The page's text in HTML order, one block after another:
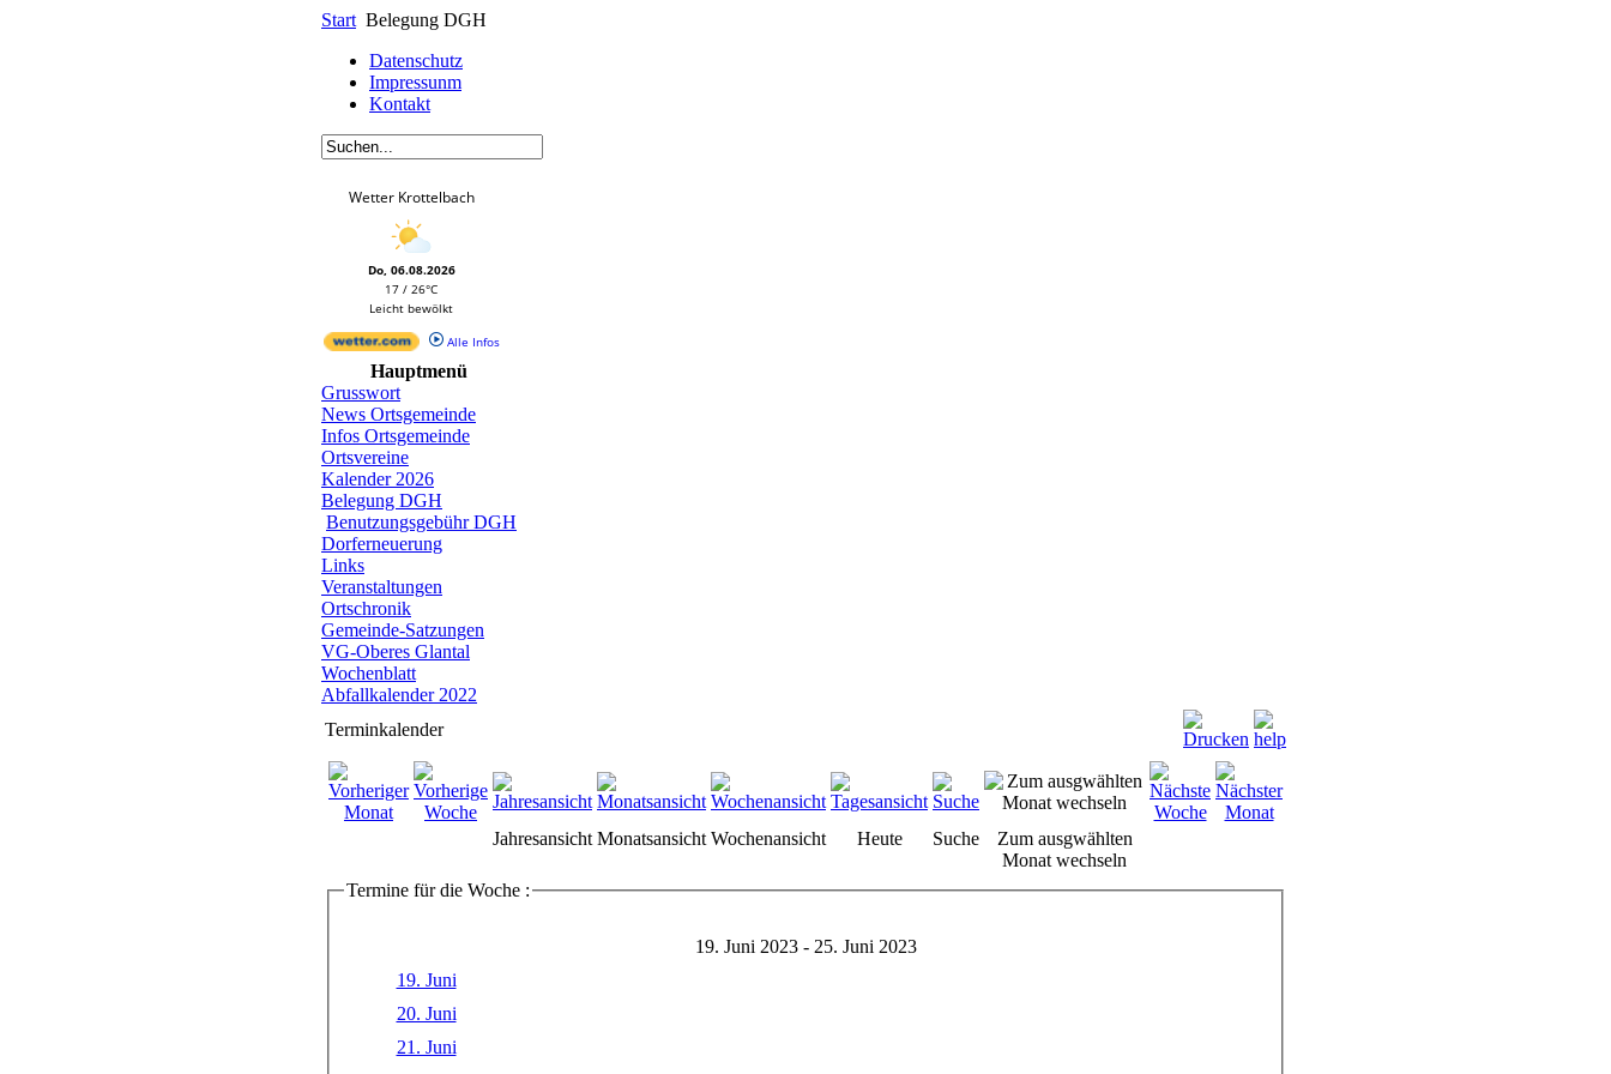
Start Belegung DGH
Datenschutz
Impressunm
Kontakt
Wetter Krottelbach
Do, 06.08.2026
17 / 26°C
Leicht bewölkt
Alle Infos
Hauptmenü
Grusswort
News Ortsgemeinde
Infos Ortsgemeinde
Ortsvereine
Kalender 2026
Belegung DGH
Benutzungsgebühr DGH
Dorferneuerung
Links
Veranstaltungen
Ortschronik
Gemeinde-Satzungen
VG-Oberes Glantal
Wochenblatt
Abfallkalender 2022
Terminkalender
Jahresansicht Monatsansicht Wochenansicht Heute Suche
Zum ausgwählten
Monat wechseln
Termine für die Woche :
19. Juni 2023 - 25. Juni 2023
19. Juni
20. Juni
21. Juni